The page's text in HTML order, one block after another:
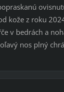
kože z roku
v bedrách a
nos plný